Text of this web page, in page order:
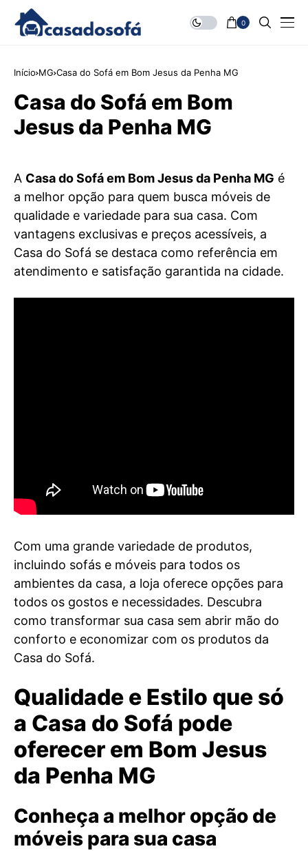
0
Início MG Casa do Sofá em Bom Jesus da Penha MG
Casa do Sofá em Bom
Jesus da Penha MG
A Casa do Sofá em Bom Jesus da Penha MG é
a melhor opção para quem busca móveis de
qualidade e variedade para sua casa. Com
vantagens exclusivas e preços acessíveis, a
Casa do Sofá se destaca como referência em
atendimento e satisfação garantida na cidade.
Com uma grande variedade de produtos,
incluindo sofás e móveis para todos os
ambientes da casa, a loja oferece opções para
todos os gostos e necessidades. Descubra
como transformar sua casa sem abrir mão do
conforto e economizar com os produtos da
Casa do Sofá.
Qualidade e Estilo que só
a Casa do Sofá pode
oferecer em Bom Jesus
da Penha MG
Conheça a melhor opção de
móveis para sua casa